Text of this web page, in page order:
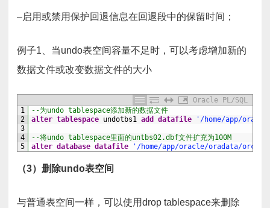
–启用或禁用保护回退信息在回退段中的保留时间；
例子1、当undo表空间容量不足时，可以考虑增加新的
数据文件或改变数据文件的大小
Oracle PL/SQL
1
2
3
4
5
--为undo tablespace添加新的数据文件
alter tablespace undotbs1 add datafile '/home/app/
--将undo tablespace里面的untbs02.dbf文件扩充为100M
alter database datafile '/home/app/oracle/oradata/orcl/
（3）删除undo表空间
与普通表空间一样，可以使用drop tablespace来删除